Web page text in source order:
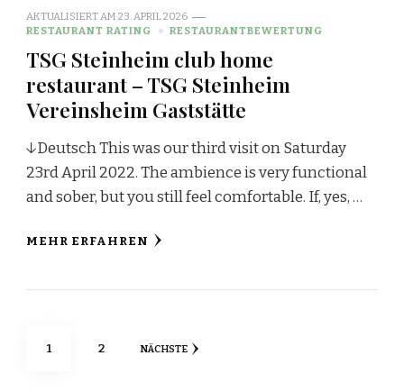
AKTUALISIERT AM 23. APRIL 2026
RESTAURANT RATING
RESTAURANTBEWERTUNG
TSG Steinheim club home
restaurant – TSG Steinheim
Vereinsheim Gaststätte
↓Deutsch This was our third visit on Saturday
23rd April 2022. The ambience is very functional
and sober, but you still feel comfortable. If, yes, …
MEHR ERFAHREN
Seitennummerierung
SEITE
1 SEITE
2 NÄCHSTE